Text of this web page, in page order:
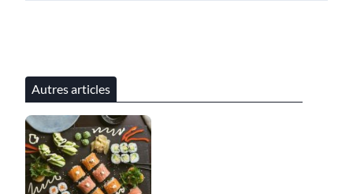
Autres articles